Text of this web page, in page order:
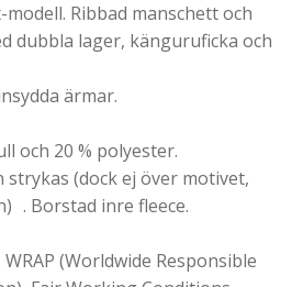
modell. Ribbad manschett och
dubbla lager, känguruficka och
ärmar.
och 20 % polyester.
strykas (dock ej över motivet,
. Borstad inre fleece.
WRAP (Worldwide Responsible